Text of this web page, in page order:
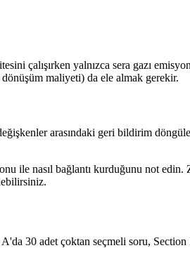
çalışırken yalnızca sera gazı
maliyeti) da ele almak gerekir.
değişkenler arasındaki geri bildirim
ile nasıl bağlantı kurduğunu not edin.
30 adet çoktan seçmeli soru,